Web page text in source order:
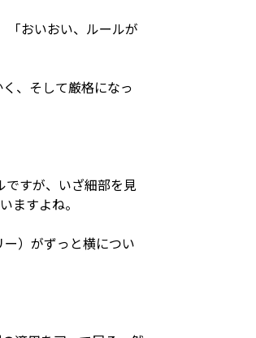
「おいおい、ルールが
、そして厳格になっ
すが、いざ細部を見
ますよね。
）がずっと横につい